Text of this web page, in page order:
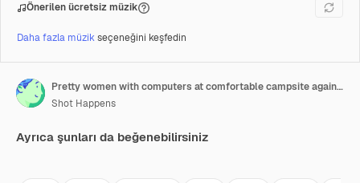
Önerilen ücretsiz müzik
Daha fazla müzikseçeneğini keşfedin
Pretty women with computers at comfortable campsite against sunset light in autumn evening close view
Shot Happens
Ayrıca şunları da beğenebilirsiniz